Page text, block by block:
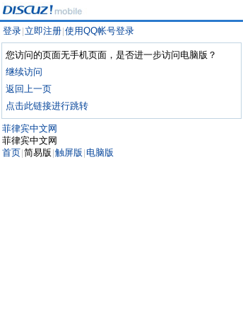
登录 立即注册 使用QQ帐号登录
您访问的页面无手机页面，是否进一步访问电脑版？
继续访问
返回上一页
点击此链接进行跳转
菲律宾中文网
菲律宾中文网
首页 简易版 触屏版 电脑版